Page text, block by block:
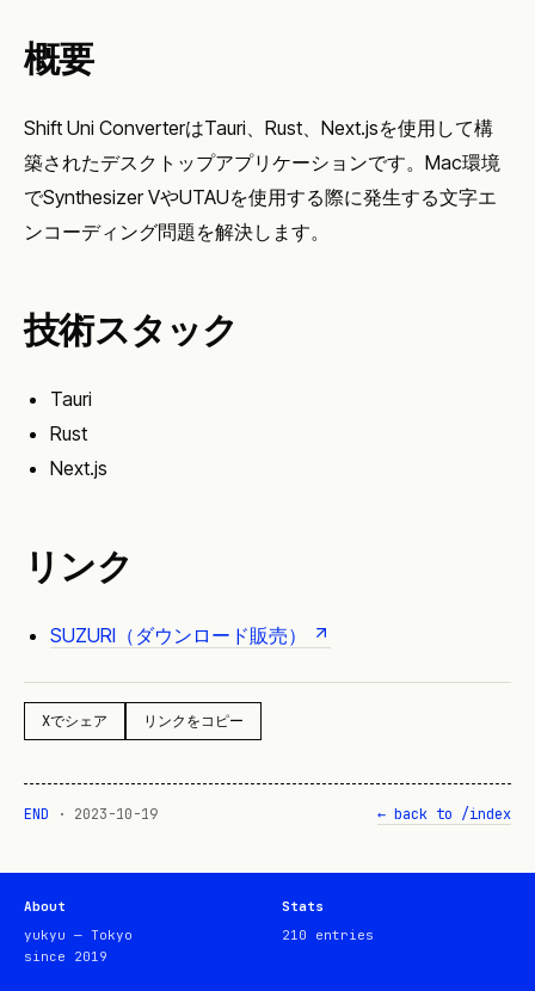
概要
Shift Uni ConverterはTauri、Rust、Next.jsを使用して構
築されたデスクトップアプリケーションです。Mac環境
でSynthesizer VやUTAUを使用する際に発生する文字エ
ンコーディング問題を解決します。
技術スタック
Tauri
Rust
Next.js
リンク
SUZURI（ダウンロード販売）
Xでシェア リンクをコピー
END · 2023-10-19 ← back to /index
About
yukyu — Tokyo
since 2019
Stats
210 entries